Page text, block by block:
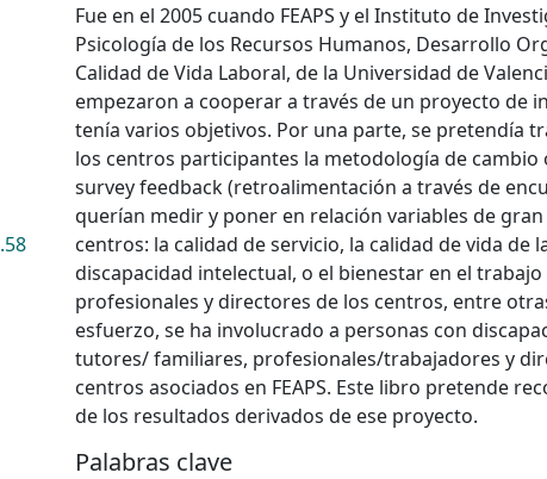
Fue en el 2005 cuando FEAPS y el Instituto de
Psicología de los Recursos Humanos, Desarrollo
Calidad de Vida Laboral, de la Universidad de
empezaron a cooperar a través de un proyecto de
tenía varios objetivos. Por una parte, se pretendía
los centros participantes la metodología de cambio
survey feedback (retroalimentación a través de
querían medir y poner en relación variables de
centros: la calidad de servicio, la calidad de vida de
discapacidad intelectual, o el bienestar en el trabajo
profesionales y directores de los centros, entre
esfuerzo, se ha involucrado a personas con
tutores/ familiares, profesionales/trabajadores y
centros asociados en FEAPS. Este libro pretende
de los resultados derivados de ese proyecto.
Palabras clave